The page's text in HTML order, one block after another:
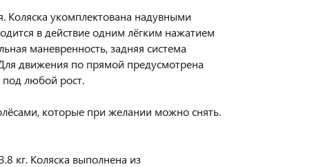
Коляска укомплектована надувными
в действие одним лёгким нажатием
маневренность, задняя система
движения по прямой предусмотрена
под любой рост.
которые при желании можно снять.
кг. Коляска выполнена из